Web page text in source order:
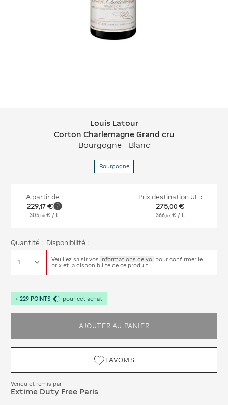
Louis Latour Corton Charlemagne
Louis Latour
Corton Charlemagne Grand cru
Bourgogne - Blanc
Bourgogne
A partir de :
229,17 €
305, 56 € / L
Prix destination UE :
275,00 €
366, 67 € / L
Quantité : Disponibilité :
Veuillez saisir vos informations de vol pour confirmer le
prix et la disponibilité de ce produit
+ 229 POINTS pour cet achat
AJOUTER AU PANIER
FAVORIS
Vendu et remis par :
Extime Duty Free Paris